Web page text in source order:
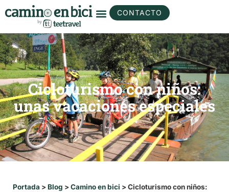
CONTACTO
Cicloturismo con niños:
unas vacaciones especiales
Portada > Blog > Camino en bici > Cicloturismo con niños: